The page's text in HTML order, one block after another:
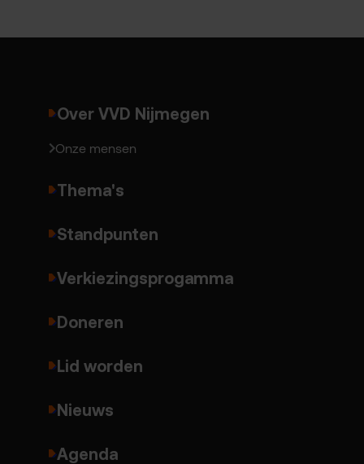
Over VVD Nijmegen
Onze mensen
Thema's
Standpunten
Verkiezingsprogamma
Doneren
Lid worden
Nieuws
Agenda